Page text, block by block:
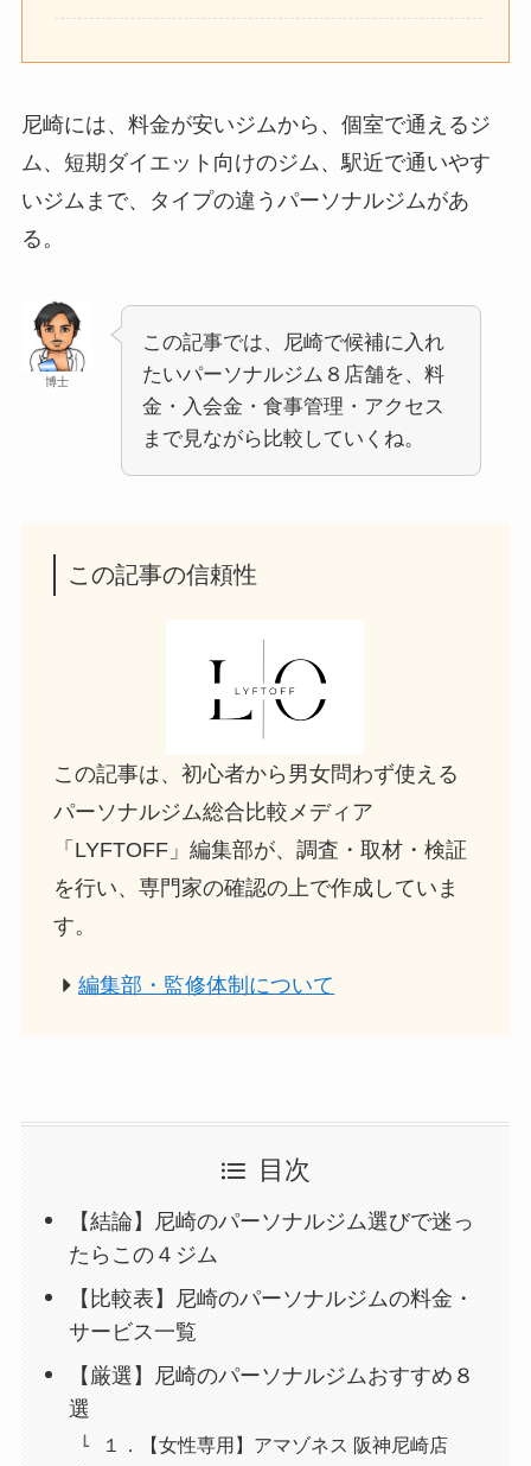
尼崎には、料金が安いジムから、個室で通えるジ
ム、短期ダイエット向けのジム、駅近で通いやす
いジムまで、タイプの違うパーソナルジムがあ
る。
博士
この記事では、尼崎で候補に入れ
たいパーソナルジム８店舗を、料
金・入会金・食事管理・アクセス
まで見ながら比較していくね。
この記事の信頼性
この記事は、初心者から男女問わず使える
パーソナルジム総合比較メディア
「LYFTOFF」編集部が、調査・取材・検証
を行い、専門家の確認の上で作成していま
す。
編集部・監修体制について
目次
【結論】尼崎のパーソナルジム選びで迷っ
たらこの４ジム
【比較表】尼崎のパーソナルジムの料金・
サービス一覧
【厳選】尼崎のパーソナルジムおすすめ８
選
１．【女性専用】アマゾネス 阪神尼崎店